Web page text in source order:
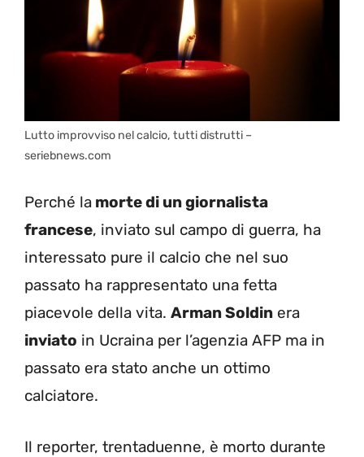
Lutto improvviso nel calcio, tutti distrutti –
seriebnews.com
Perché la morte di un giornalista
francese, inviato sul campo di guerra, ha
interessato pure il calcio che nel suo
passato ha rappresentato una fetta
piacevole della vita. Arman Soldin era
inviato in Ucraina per l’agenzia AFP ma in
passato era stato anche un ottimo
calciatore.
Il reporter, trentaduenne, è morto durante